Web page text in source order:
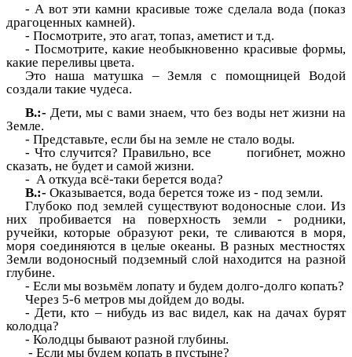
- А вот эти камни красивые тоже сделала вода (показ
драгоценных камней).
- Посмотрите, это агат, топаз, аметист и т.д.
- Посмотрите, какие необыкновенно красивые формы,
какие переливы цвета.
Это наша матушка – Земля с помощницей Водой
создали такие чудеса.
В.:- Дети, мы с вами знаем, что без воды нет жизни на
Земле.
- Представьте, если бы на земле не стало воды.
- Что случится? Правильно, все погибнет, можно
сказать, не будет и самой жизни.
- А откуда всё-таки берется вода?
В.:- Оказывается, вода берется тоже из - под земли.
Глубоко под землей существуют водоносные слои. Из
них пробивается на поверхность земли - родники,
ручейки, которые образуют реки, те сливаются в моря,
моря соединяются в целые океаны. В разных местностях
Земли водоносный подземный слой находится на разной
глубине.
- Если мы возьмём лопату и будем долго-долго копать?
Через 5-6 метров мы дойдем до воды.
- Дети, кто – нибудь из вас видел, как на дачах бурят
колодца?
- Колодцы бывают разной глубины.
- Если мы будем копать в пустыне?